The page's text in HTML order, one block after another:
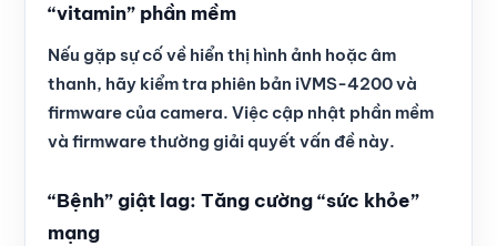
“vitamin” phần mềm
Nếu gặp sự cố về hiển thị hình ảnh hoặc âm
thanh, hãy kiểm tra phiên bản iVMS-4200 và
firmware của camera. Việc cập nhật phần mềm
và firmware thường giải quyết vấn đề này.
“Bệnh” giật lag: Tăng cường “sức khỏe”
mạng